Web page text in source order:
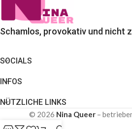
Schamlos, provokativ und nicht
SOCIALS
INFOS
NÜTZLICHE LINKS
© 2026 Nina Queer–